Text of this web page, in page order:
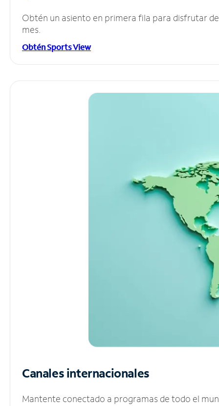
Obtén un asiento en primera fila para disfrutar
mes.
Obtén Sports View
Canales internacionales
Mantente conectado a programas de todo el